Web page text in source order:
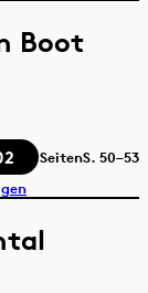
Boot
SeitenS. 50–53